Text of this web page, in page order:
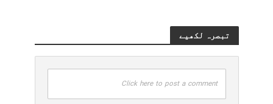
تبصرہ لکھیے
Click here to post a comment